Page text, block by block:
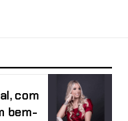
com
bem-